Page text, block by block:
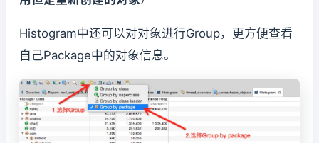
Histogram中还可以对对象进行Group，更方便查看
自己Package中的对象信息。